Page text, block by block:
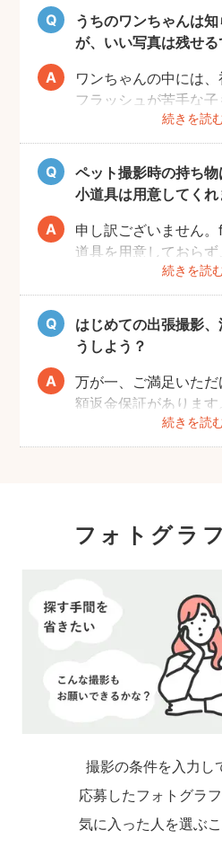
うちのワンちゃんは
が、いい写真は残せる
続きを読
ワンちゃんの中には、
フラッシュが苦手な子
fotowaの出張撮影は
あるプロフォトグラ
す。
当日に素敵な写真を
ッセージ機能を使っ
たします。ワンちゃん
したい事、撮ってほ
をフォトグラファー
飼い主さんとコミュ
ら、時間内で最大限
を引き出せるように
ペット撮影時の持ち
小道具は用意してくれ
続きを読
申し訳ございません
道具を用意しておら
自身にご準備をお願
当日の持ち物として
もちゃやお菓子のご
ます。
落ち着かせたり、目
め、可愛い写真がス
ります。
はじめての出張撮影
うしよう？
続きを読
万が一、ご満足いた
額返金保証があります
フォトグラ
撮影の条件を入力し
応募したフォトグラ
気に入った人を選ぶ